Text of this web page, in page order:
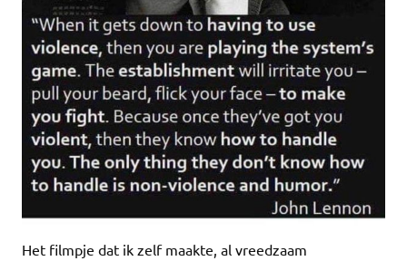
Het filmpje dat ik zelf maakte, al vreedzaam